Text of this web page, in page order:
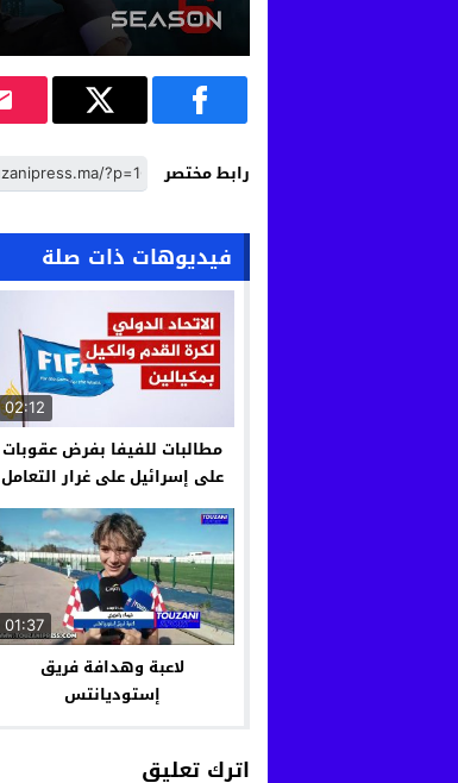
رابط مختصر
فيديوهات ذات صلة
02:12
مطالبات للفيفا بفرض عقوبات
على إسرائيل على غرار التعامل
مع روسيا
01:37
لاعبة وهدافة فريق
إستوديانتس
اترك تعليق